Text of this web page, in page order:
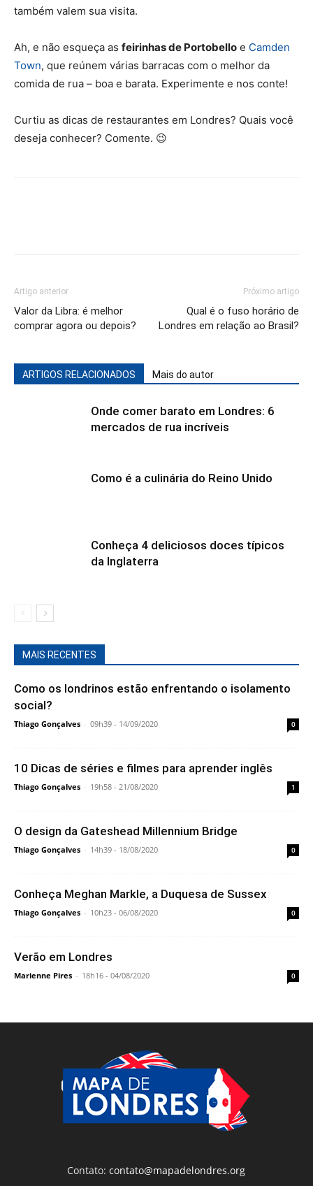
também valem sua visita.
Ah, e não esqueça as feirinhas de Portobello e Camden
Town, que reúnem várias barracas com o melhor da
comida de rua – boa e barata. Experimente e nos conte!
Curtiu as dicas de restaurantes em Londres? Quais você
deseja conhecer? Comente. 😉
Artigo anterior
Valor da Libra: é melhor
comprar agora ou depois?
Próximo artigo
Qual é o fuso horário de
Londres em relação ao Brasil?
ARTIGOS RELACIONADOS Mais do autor
Onde comer barato em Londres: 6
mercados de rua incríveis
Como é a culinária do Reino Unido
Conheça 4 deliciosos doces típicos
da Inglaterra
MAIS RECENTES
Como os londrinos estão enfrentando o isolamento
social?
Thiago Gonçalves - 09h39 - 14/09/2020 0
10 Dicas de séries e filmes para aprender inglês
Thiago Gonçalves - 19h58 - 21/08/2020 1
O design da Gateshead Millennium Bridge
Thiago Gonçalves - 14h39 - 18/08/2020 0
Conheça Meghan Markle, a Duquesa de Sussex
Thiago Gonçalves - 10h23 - 06/08/2020 0
Verão em Londres
Marienne Pires - 18h16 - 04/08/2020 0
Contato:contato@mapadelondres.org